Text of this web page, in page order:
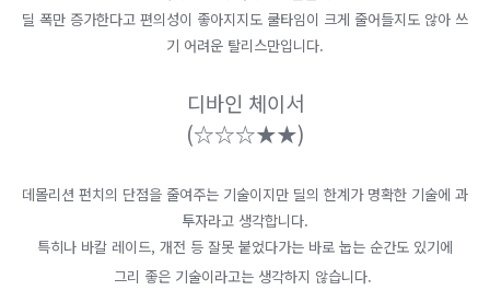
딜 폭만 증가한다고 편의성이 좋아지지도 쿨타임이 크게 줄어들지도 않아 쓰
기 어려운 탈리스만입니다.
디바인 체이서
(☆☆☆​★​★​)
데몰리션 펀치의 단점을 줄여주는 기술이지만 딜의 한계가 명확한 기술에 과
투자라고 생각합니다.
특히나 바칼 레이드, 개전 등 잘못 붙었다가는 바로 눕는 순간도 있기에
그리 좋은 기술이라고는 생각하지 않습니다.